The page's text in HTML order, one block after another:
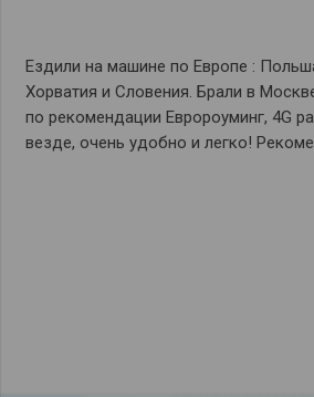
Ездили на машине по Европе :
Хорватия и Словения. Брали в
по рекомендации Евророуминг, 4G
везде, очень удобно и легко!